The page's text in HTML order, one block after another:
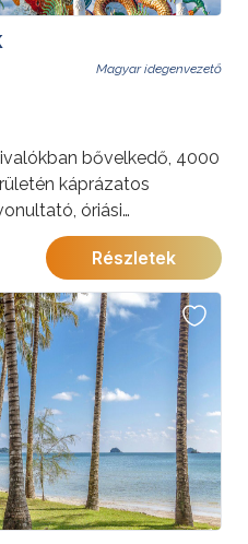
Magyar idegenvezető
bővelkedő, 4000
káprázatos
óriási
falvaival ámulatba ejtő
körutazás a
Peking, X’ian,
kattintson
Részletek